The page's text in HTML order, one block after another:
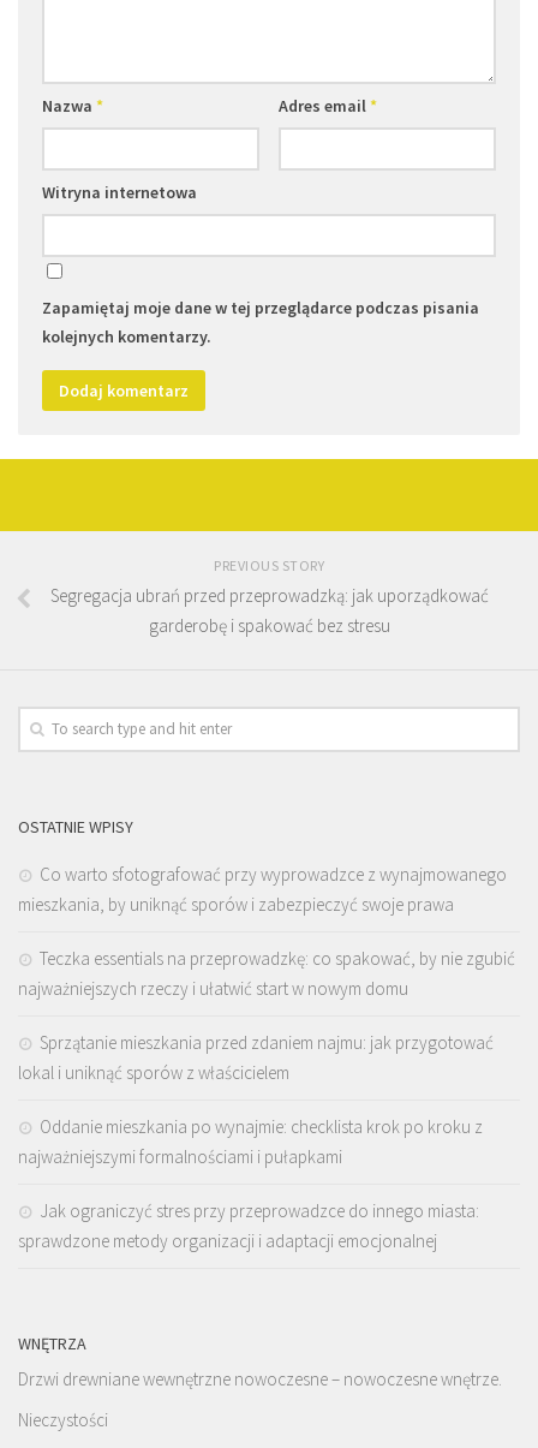
Nazwa * Adres email*
Witryna internetowa
Zapamiętaj moje dane w tej przeglądarce podczas pisania
kolejnych komentarzy.
PREVIOUS STORY
Segregacja ubrań przed przeprowadzką: jak uporządkować
garderobę i spakować bez stresu
OSTATNIE WPISY
Co warto sfotografować przy wyprowadzce z wynajmowanego
mieszkania, by uniknąć sporów i zabezpieczyć swoje prawa
Teczka essentials na przeprowadzkę: co spakować, by nie zgubić
najważniejszych rzeczy i ułatwić start w nowym domu
Sprzątanie mieszkania przed zdaniem najmu: jak przygotować
lokal i uniknąć sporów z właścicielem
Oddanie mieszkania po wynajmie: checklista krok po kroku z
najważniejszymi formalnościami i pułapkami
Jak ograniczyć stres przy przeprowadzce do innego miasta:
sprawdzone metody organizacji i adaptacji emocjonalnej
WNĘTRZA
Drzwi drewniane wewnętrzne nowoczesne – nowoczesne wnętrze.
Nieczystości